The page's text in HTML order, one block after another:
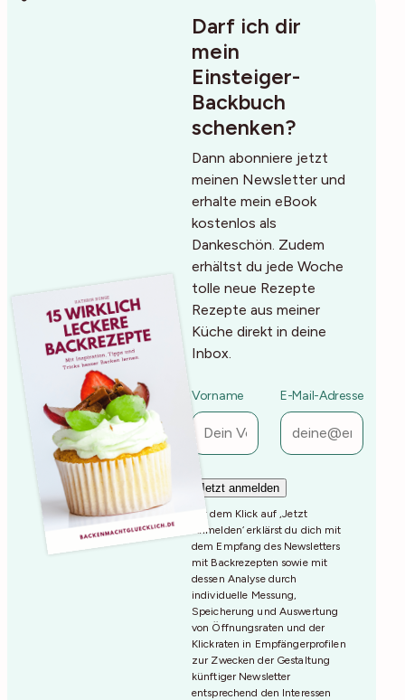
Darf ich dir
mein
Einsteiger-
Backbuch
schenken?
Dann abonniere jetzt
meinen Newsletter und
erhalte mein eBook
kostenlos als
Dankeschön. Zudem
erhältst du jede Woche
tolle neue Rezepte
Rezepte aus meiner
Küche direkt in deine
Inbox.
Vorname E-Mail-Adresse
Mit dem Klick auf ‚Jetzt
Anmelden‘ erklärst du dich mit
dem Empfang des Newsletters
mit Backrezepten sowie mit
dessen Analyse durch
individuelle Messung,
Speicherung und Auswertung
von Öffnungsraten und der
Klickraten in Empfängerprofilen
zur Zwecken der Gestaltung
künftiger Newsletter
entsprechend den Interessen